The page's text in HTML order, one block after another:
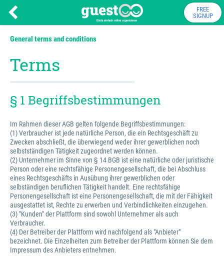
FREE
SIGNUP
General terms and conditions
Terms
§ 1 Begriffsbestimmungen
Im Rahmen dieser AGB gelten folgende Begriffsbestimmungen:
(1) Verbraucher ist jede natürliche Person, die ein Rechtsgeschäft zu
Zwecken abschließt, die überwiegend weder ihrer gewerblichen noch
selbstständigen Tätigkeit zugeordnet werden können.
(2) Unternehmer im Sinne von § 14 BGB ist eine natürliche oder juristische
Person oder eine rechtsfähige Personengesellschaft, die bei Abschluss
eines Rechtsgeschäfts in Ausübung ihrer gewerblichen oder
selbständigen beruflichen Tätigkeit handelt. Eine rechtsfähige
Personengesellschaft ist eine Personengesellschaft, die mit der Fähigkeit
ausgestattet ist, Rechte zu erwerben und Verbindlichkeiten einzugehen.
(3) "Kunden" der Plattform sind sowohl Unternehmer als auch
Verbraucher.
(4) Der Betreiber der Plattform wird nachfolgend als "Anbieter"
bezeichnet. Die Einzelheiten zum Betreiber der Plattform können Sie dem
Impressum des Anbieters entnehmen.